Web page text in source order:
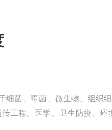
细菌、霉菌、微生物、组织
工程、医学、卫生防疫、